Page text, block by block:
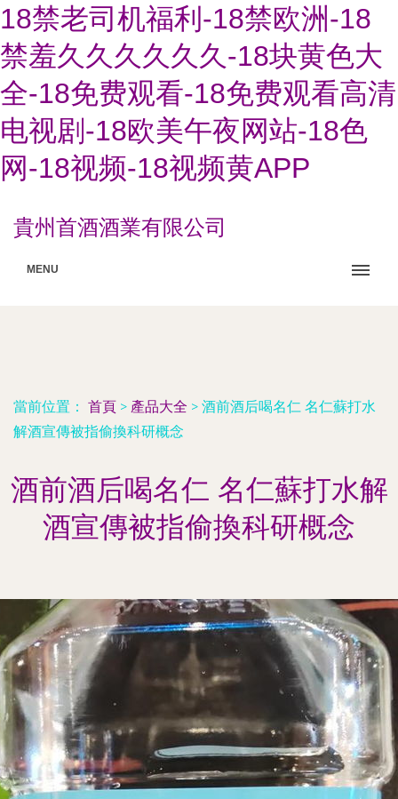
18禁老司机福利-18禁欧洲-18
禁羞久久久久久久-18块黄色大
全-18免费观看-18免费观看高清
电视剧-18欧美午夜网站-18色
网-18视频-18视频黄APP
貴州首酒酒業有限公司
MENU
當前位置： 首頁 > 產品大全 > 酒前酒后喝名仁 名仁蘇打水
解酒宣傳被指偷換科研概念
酒前酒后喝名仁 名仁蘇打水解
酒宣傳被指偷換科研概念